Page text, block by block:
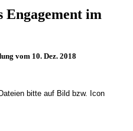
Engagement im
vom 10. Dez. 2018
bitte auf Bild bzw. Icon